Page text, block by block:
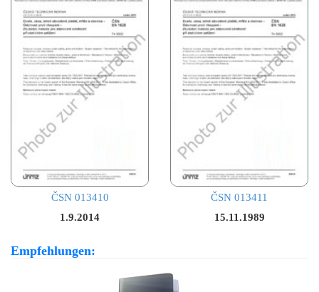
ČSN 013410
1.9.2014
ČSN 013411
15.11.1989
Empfehlungen: